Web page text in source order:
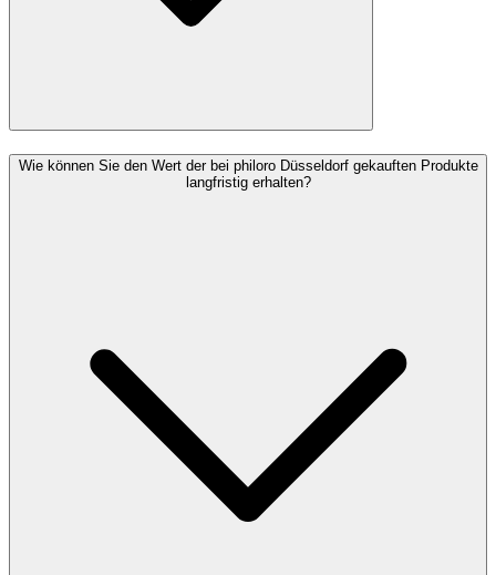
Wie können Sie den Wert der bei philoro Düsseldorf gekauften Produkte
langfristig erhalten?